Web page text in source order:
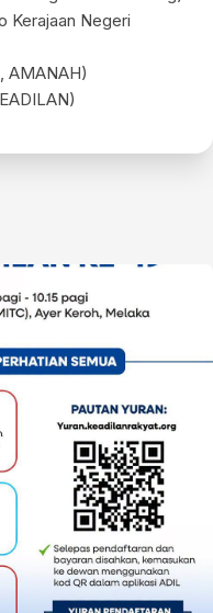
Kerajaan Negeri
AMANAH)